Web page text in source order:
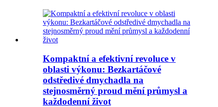
Kompaktní a efektivní revoluce v
oblasti výkonu: Bezkartáčové
odstředivé dmychadla na
stejnosměrný proud mění průmysl a
každodenní život